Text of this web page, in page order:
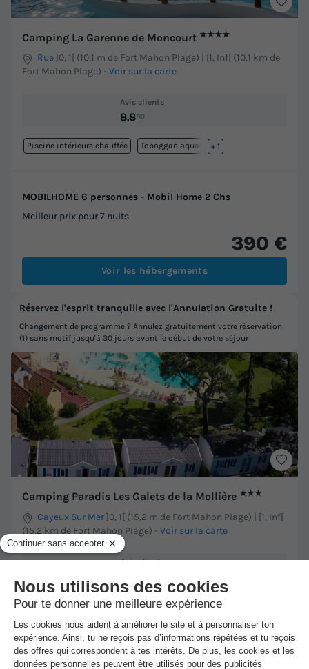
Camping La Garenne de Moncourt ★★★★
Rue]0, 1[ (10,1 m de Fort Mahon Plage) | [1, Inf[ (10,1 km de
Fort Mahon Plage) - Voir sur la carte
Avis clients
8.8/10
Piscine intérieure chauffée Toboggan aquatique
+ 1
MOBILHOME 6 personnes - Mobil Home 2 Chs
Meilleur prix pour 7 nuits
390 €
Voir les hébergements
Camping Paradis Les Galets de la Mollière ★★★
Cayeux Sur Mer]0, 1[ (15,2 m de Fort Mahon Plage) | [1, Inf[
(15,2 km de Fort Mahon Plage) - Voir sur la carte
Avis clients
Wifi payant Piscine extérieure chauffée
+ 1
MOBILHOME 4 personnes - 4 places
Réservez l'esprit tranquille avec l'Annulation Gratuite !
Changement de programme ? Annulez gratuitement votre réservation
(1) sans motif jusqu'à 30 jours avant le début de votre séjour